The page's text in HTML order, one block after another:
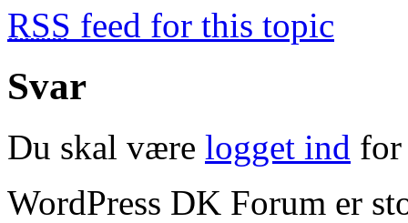
RSS feed for this topic
Svar
Du skal være logget ind for
WordPress DK Forum er